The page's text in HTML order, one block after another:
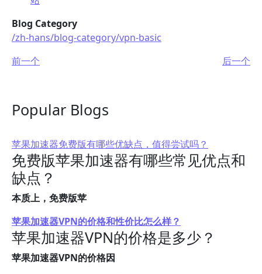
Blog Category
/zh-hans/blog-category/vpn-basic
前一个
后一个
Popular Blogs
苹果加速器免费版有哪些优缺点，值得尝试吗？
免费版苹果加速器有哪些常见优点和
缺点？
本质上，免费版苹
苹果加速器VPN的价格和性价比怎么样？
苹果加速器VPN的价格是多少？
苹果加速器VPN的价格因